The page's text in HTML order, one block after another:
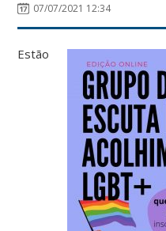
07/07/2021 12:34
Estão